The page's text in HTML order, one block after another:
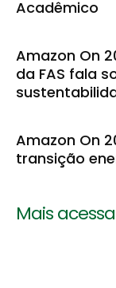
Acadêmico
Amazon On
da FAS fala
Amazon On
transição
Mais